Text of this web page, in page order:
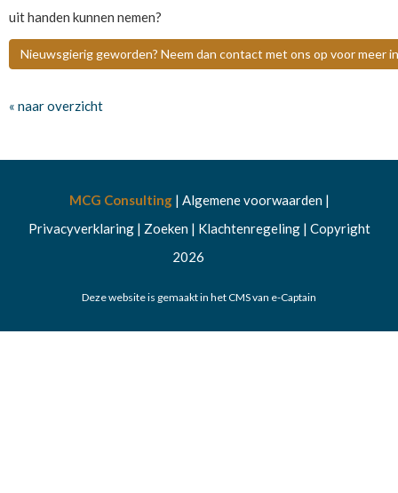
uit handen kunnen nemen?
Nieuwsgierig geworden? Neem dan contact met ons op voor meer
« naar overzicht
MCG Consulting| Algemene voorwaarden|
Privacyverklaring| Zoeken| Klachtenregeling| Copyright
2026
Deze website is gemaakt in het CMS van e-Captain